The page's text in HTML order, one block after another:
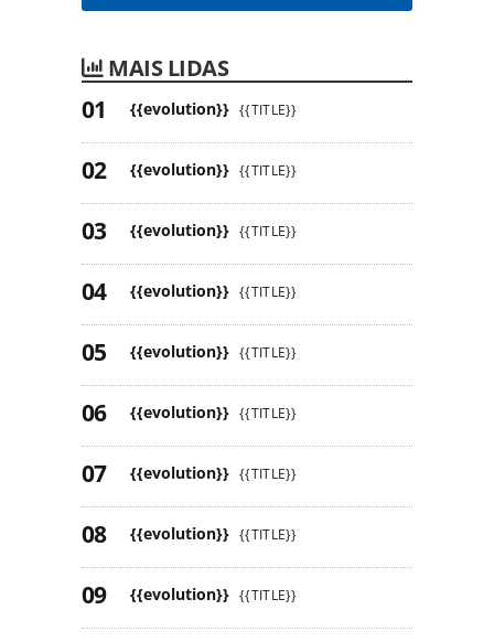
MAIS LIDAS
{{evolution}} {{TITLE}}
{{evolution}} {{TITLE}}
{{evolution}} {{TITLE}}
{{evolution}} {{TITLE}}
{{evolution}} {{TITLE}}
{{evolution}} {{TITLE}}
{{evolution}} {{TITLE}}
{{evolution}} {{TITLE}}
{{evolution}} {{TITLE}}